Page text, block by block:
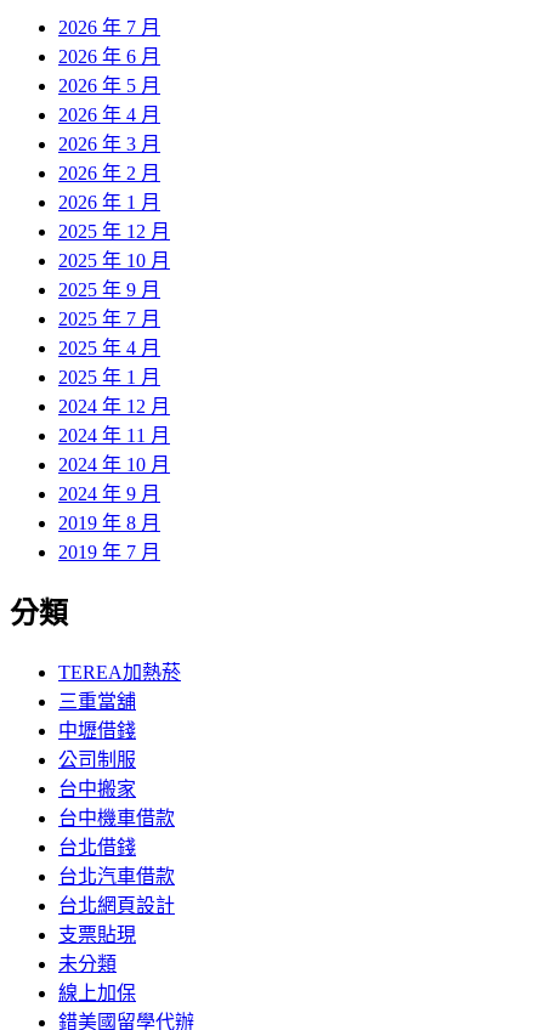
2026 年 7 月
2026 年 6 月
2026 年 5 月
2026 年 4 月
2026 年 3 月
2026 年 2 月
2026 年 1 月
2025 年 12 月
2025 年 10 月
2025 年 9 月
2025 年 7 月
2025 年 4 月
2025 年 1 月
2024 年 12 月
2024 年 11 月
2024 年 10 月
2024 年 9 月
2019 年 8 月
2019 年 7 月
分類
TEREA加熱菸
三重當舖
中壢借錢
公司制服
台中搬家
台中機車借款
台北借錢
台北汽車借款
台北網頁設計
支票貼現
未分類
線上加保
錯美國留學代辦